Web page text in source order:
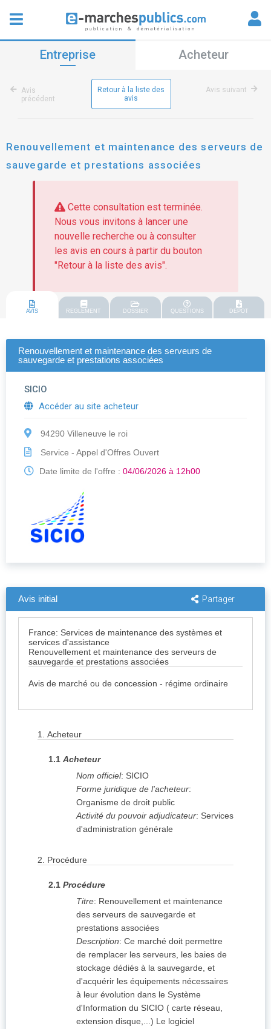
Entreprise Acheteur
Avis
précédent
Retour à la liste des
avis
Avis suivant
Renouvellement et maintenance des serveurs de
sauvegarde et prestations associées
Cette consultation est terminée.
Nous vous invitons à lancer une
nouvelle recherche ou à consulter
les avis en cours à partir du bouton
"Retour à la liste des avis".
AVIS REGLEMENT DOSSIER QUESTIONS DEPOT
Renouvellement et maintenance des serveurs de
sauvegarde et prestations associées
SICIO
Accéder au site acheteur
94290 Villeneuve le roi
Service - Appel d'Offres Ouvert
Date limite de l'offre : 04/06/2026 à 12h00
Avis initial Partager
France: Services de maintenance des systèmes et
services d'assistance
Renouvellement et maintenance des serveurs de
sauvegarde et prestations associées
Avis de marché ou de concession - régime ordinaire
1. Acheteur
1.1 Acheteur
Nom officiel: SICIO
Forme juridique de l'acheteur:
Organisme de droit public
Activité du pouvoir adjudicateur: Services
d'administration générale
2. Procédure
2.1 Procédure
Titre: Renouvellement et maintenance
des serveurs de sauvegarde et
prestations associées
Description: Ce marché doit permettre
de remplacer les serveurs, les baies de
stockage dédiés à la sauvegarde, et
d'acquérir les équipements nécessaires
à leur évolution dans le Système
d'Information du SICIO ( carte réseau,
extension disque,...) Le logiciel